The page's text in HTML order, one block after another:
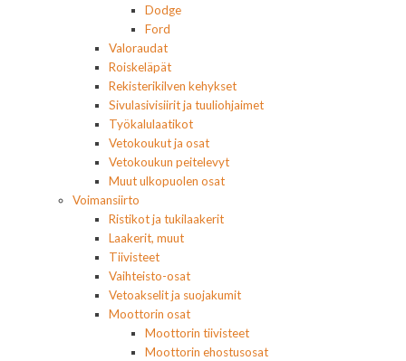
Dodge
Ford
Valoraudat
Roiskeläpät
Rekisterikilven kehykset
Sivulasivisiirit ja tuuliohjaimet
Työkalulaatikot
Vetokoukut ja osat
Vetokoukun peitelevyt
Muut ulkopuolen osat
Voimansiirto
Ristikot ja tukilaakerit
Laakerit, muut
Tiivisteet
Vaihteisto-osat
Vetoakselit ja suojakumit
Moottorin osat
Moottorin tiivisteet
Moottorin ehostusosat